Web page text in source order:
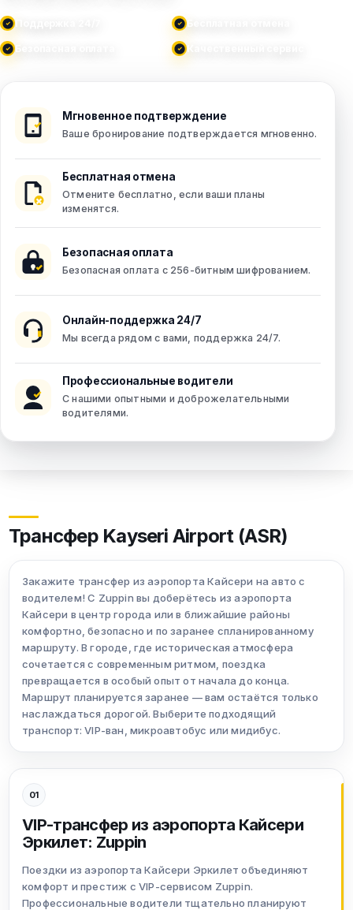
Мгновенное подтверждение
Ваше бронирование подтверждается мгновенно.
Бесплатная отмена
Отмените бесплатно, если ваши планы
изменятся.
Безопасная оплата
Безопасная оплата с 256-битным шифрованием.
Онлайн-поддержка 24/7
Мы всегда рядом с вами, поддержка 24/7.
Профессиональные водители
С нашими опытными и доброжелательными
водителями.
Трансфер Kayseri Airport (ASR)
Закажите трансфер из аэропорта Кайсери на авто с
водителем! С Zuppin вы доберётесь из аэропорта
Кайсери в центр города или в ближайшие районы
комфортно, безопасно и по заранее спланированному
маршруту. В городе, где историческая атмосфера
сочетается с современным ритмом, поездка
превращается в особый опыт от начала до конца.
Маршрут планируется заранее — вам остаётся только
наслаждаться дорогой. Выберите подходящий
транспорт: VIP-ван, микроавтобус или мидибус.
01
VIP-трансфер из аэропорта Кайсери
Эркилет: Zuppin
Поездки из аэропорта Кайсери Эркилет объединяют
комфорт и престиж с VIP-сервисом Zuppin.
Профессиональные водители тщательно планируют